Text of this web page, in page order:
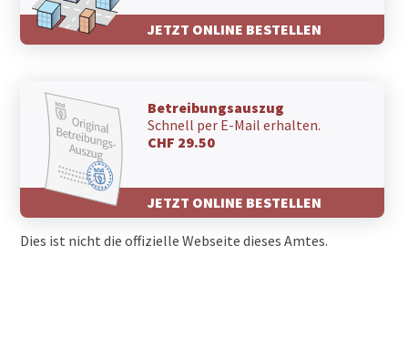
JETZT ONLINE BESTELLEN
Betreibungsauszug
Schnell per E-Mail erhalten.
CHF 29.50
JETZT ONLINE BESTELLEN
Dies ist nicht die offizielle Webseite dieses Amtes.